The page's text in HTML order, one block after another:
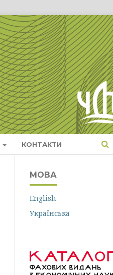
КОНТАКТИ
МОВА
English
Українська